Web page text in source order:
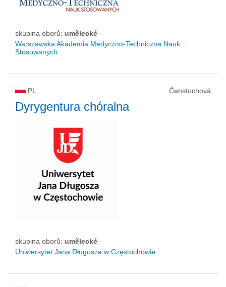
skupina oborů: umělecké
Warszawska Akademia Medyczno-Techniczna Nauk
Stosowanych
PL Čenstochová
Dyrygentura chóralna
skupina oborů: umělecké
Uniwersytet Jana Długosza w Częstochowie